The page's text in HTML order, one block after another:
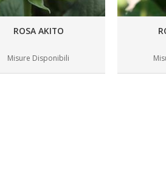
ROSA AKITO
Misure Disponibili